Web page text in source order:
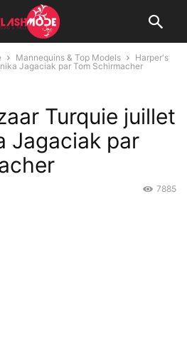
Mannequins & Top Models
Harper's
Jagaciak par Tom Schirmacher
Turquie juillet
Jagaciak par
7885